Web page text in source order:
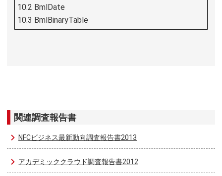
関連調査報告書
NFCビジネス最新動向調査報告書2013
アカデミッククラウド調査報告書2012
10.2 BmlDate
10.3 BmlBinaryTable